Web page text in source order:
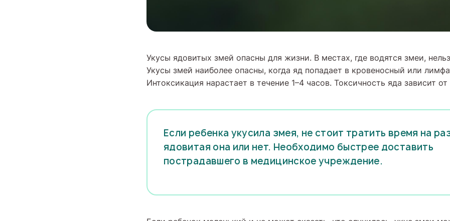
Укусы ядовитых змей опасны для жизни. В местах, где водятся змеи,
Укусы змей наиболее опасны, когда яд попадает в кровеносный или
Интоксикация нарастает в течение 1–4 часов. Токсичность яда зависит
Если ребенка укусила змея, не стоит тратить время на
ядовитая она или нет. Необходимо быстрее доставить
пострадавшего в медицинское учреждение.